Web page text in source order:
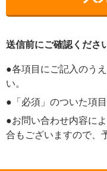
送信前にご確認くださ
●各項目にご記入のう
い。
●「必須」のついた項
●お問い合わせ内容に
合もございますので、